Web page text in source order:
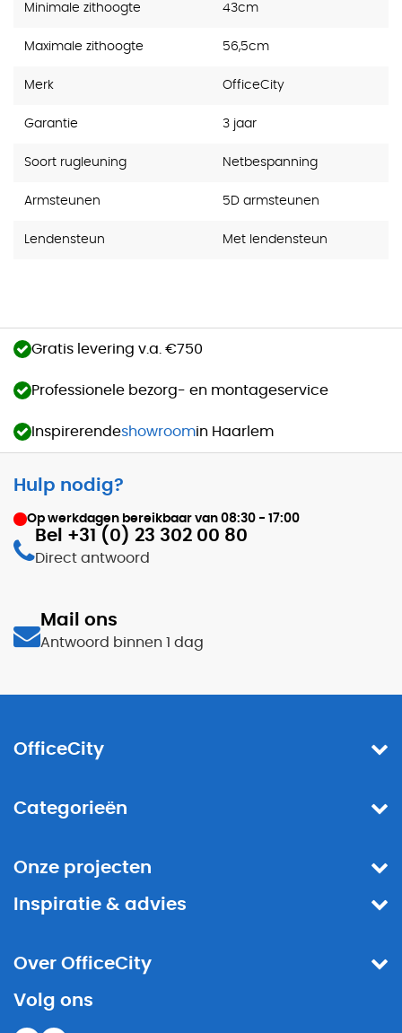
Minimale zithoogte 43cm
Maximale zithoogte 56,5cm
Merk OfficeCity
Garantie 3 jaar
Soort rugleuning Netbespanning
Armsteunen 5D armsteunen
Lendensteun Met lendensteun
Gratis levering v.a. €750
Professionele bezorg- en montageservice
Inspirerendeshowroomin Haarlem
Hulp nodig?
Op werkdagen bereikbaar van 08:30 - 17:00
Bel +31 (0) 23 302 00 80
Direct antwoord
Mail ons
Antwoord binnen 1 dag
OfficeCity
Categorieën
Onze projecten
Inspiratie & advies
Over OfficeCity
Volg ons